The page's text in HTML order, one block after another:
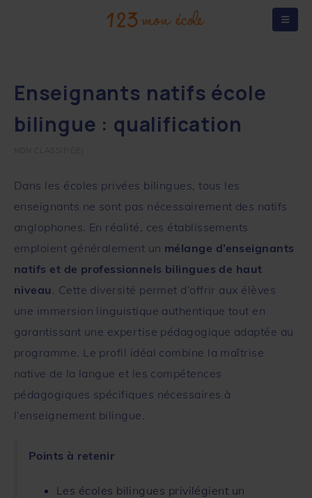
Enseignants natifs école
bilingue : qualification
Dans les écoles privées bilingues, tous les
enseignants ne sont pas nécessairement des natifs
anglophones. En réalité, ces établissements
emploient généralement un mélange d’enseignants
natifs et de professionnels bilingues de haut
niveau
. Cette diversité permet d’offrir aux élèves
une immersion linguistique authentique tout en
garantissant une expertise pédagogique adaptée au
programme. Le profil idéal combine la maîtrise
native de la langue et les compétences
pédagogiques spécifiques nécessaires à
l’enseignement bilingue.
Points à retenir
Les écoles bilingues privilégient un